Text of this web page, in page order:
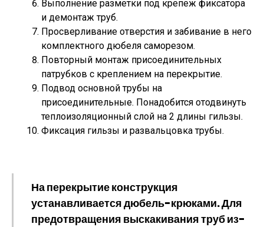
Выполнение разметки под крепеж фиксатора
и демонтаж труб.
Просверливание отверстия и забивание в него
комплектного дюбеля саморезом.
Повторный монтаж присоединительных
патрубков с креплением на перекрытие.
Подвод основной трубы на
присоединительные. Понадобится отодвинуть
теплоизоляционный слой на 2 длины гильзы.
Фиксация гильзы и развальцовка трубы.
На перекрытие конструкция
устанавливается дюбель-крюками. Для
предотвращения выскакивания труб из-